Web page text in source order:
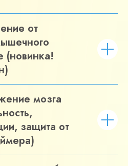
от
(новинка!
мозга
защита от